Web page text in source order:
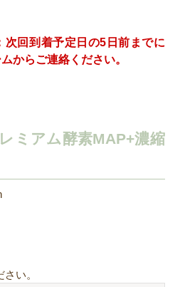
回到着予定日の5日前までに
からご連絡ください。
ミアム酵素MAP+濃縮
い。